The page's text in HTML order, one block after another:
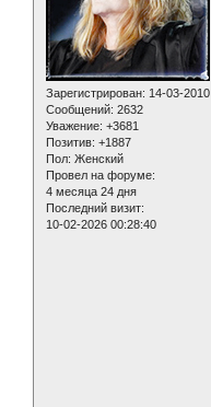
Зарегистрирован: 14-03-2010
Сообщений: 2632
Уважение: +3681
Позитив: +1887
Пол: Женский
Провел на форуме:
4 месяца 24 дня
Последний визит:
10-02-2026 00:28:40